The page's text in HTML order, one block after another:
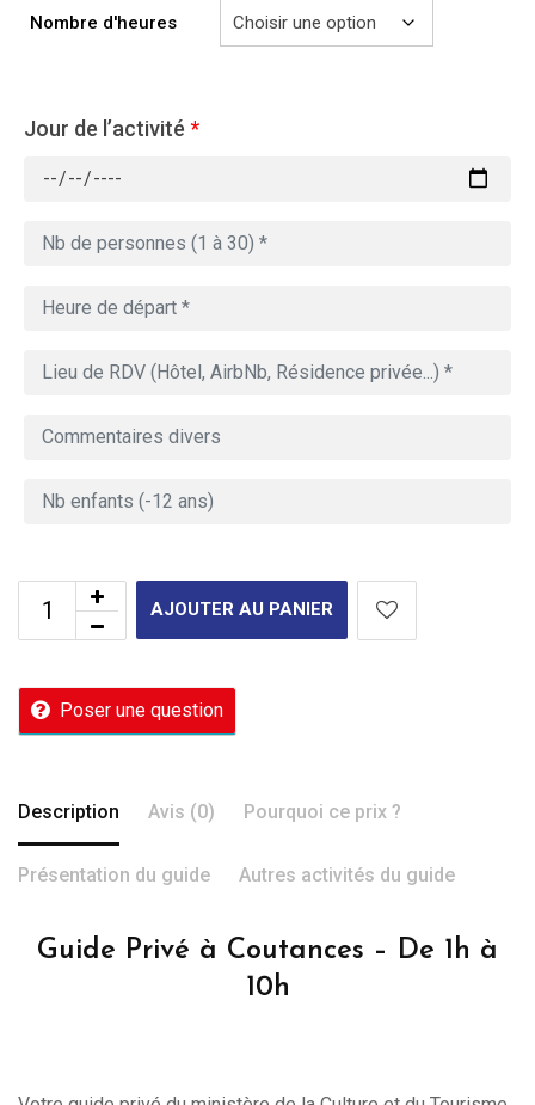
729.00€
Nombre d'heures
Jour de l’activité *
AJOUTER AU PANIER
Poser une question
Description Avis (0) Pourquoi ce prix ?
Présentation du guide Autres activités du guide
Guide Privé à Coutances – De 1h à
10h